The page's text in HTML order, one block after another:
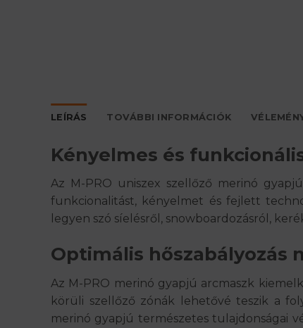
LEÍRÁS TOVÁBBI INFORMÁCIÓK
Kényelmes és
Az M-PRO uniszex szellőző merinó
funkcionalitást, kényelmet és fejlett
legyen szó síelésről, snowboardozásról,
Optimális
Az M-PRO merinó gyapjú arcmaszk
körüli szellőző zónák lehetővé teszik a
merinó gyapjú természetes tulajdonságai